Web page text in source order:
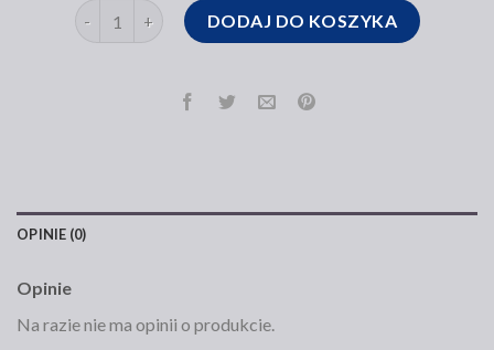
ilość zamszowa torebkaDODAJ DO KOSZYKA
OPINIE (0)
Opinie
Na razie nie ma opinii o produkcie.